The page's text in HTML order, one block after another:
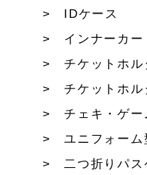
IDケース
インナーカ
チケットホル
チケットホ
チェキ・ゲ
ユニフォーム
二つ折りパス